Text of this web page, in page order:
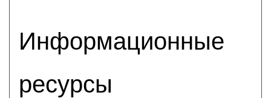
Информационные
ресурсы